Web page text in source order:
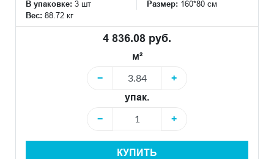
В упаковке: 3 шт Размер: 160*80 см
Вес: 88.72 кг
4 836.08 руб.
м²
−
+
упак.
−
+
КУПИТЬ